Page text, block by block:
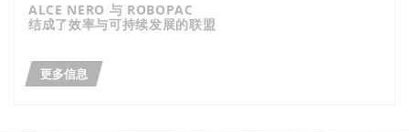
ALCE NERO 与 ROBOPAC
结成了效率与可持续发展的联盟
更多信息